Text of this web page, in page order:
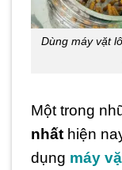
Dùng máy vặt
Một trong
nhất hiện
dụng máy